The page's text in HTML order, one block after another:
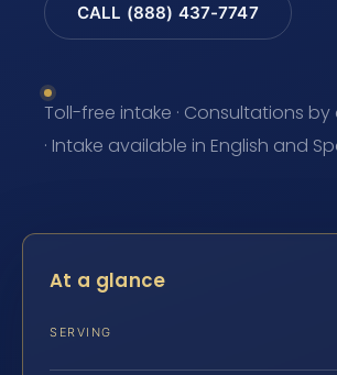
CALL (888) 437-7747
Toll-free intake · Consultations
· Intake available in English and
At a glance
SERVING